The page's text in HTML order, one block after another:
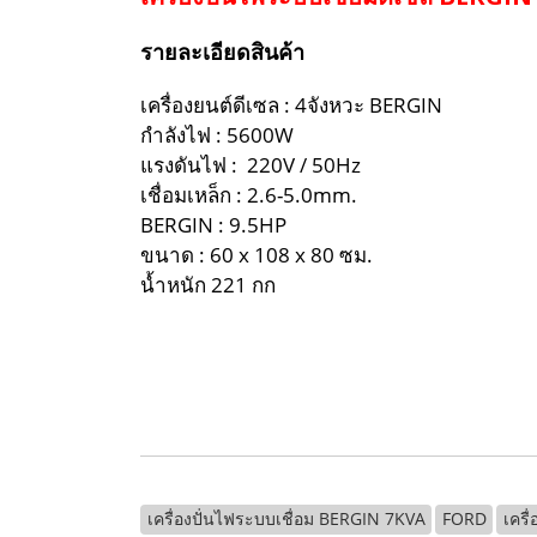
รายละเอียดสินค้า
เครื่องยนต์ดีเซล : 4จังหวะ BERGIN
กำลังไฟ : 5600W
แรงดันไฟ : 220V / 50Hz
เชื่อมเหล็ก : 2.6-5.0mm.
BERGIN : 9.5HP
ขนาด : 60 x 108 x 80 ซม.
น้ำหนัก 221 กก
เครื่องปั่นไฟระบบเชื่อม BERGIN 7KVA FORD เค